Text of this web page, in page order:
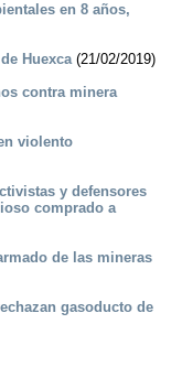
en 8 años,
Huexca(21/02/2019)
contra minera
violento
y defensores
comprado a
de las mineras
gasoducto de